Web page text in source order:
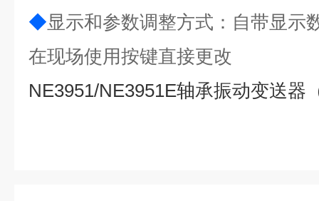
◆显示和参数调整方式：自带显示
在现场使用按键直接更改
NE3951/NE3951E轴承振动变送器